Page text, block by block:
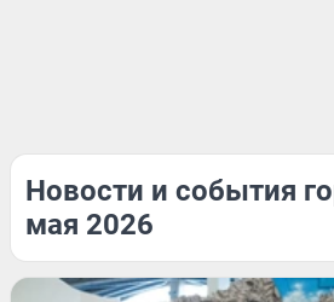
Новости и события
мая 2026